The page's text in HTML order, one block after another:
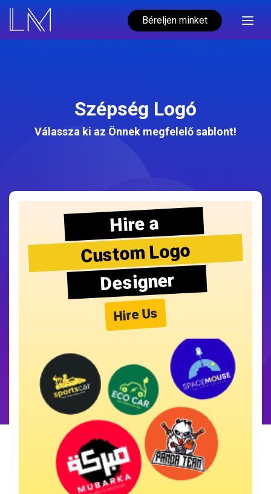
Béreljen minket
Szépség Logó
Válassza ki az Önnek megfelelő sablont!
Hire a
Custom Logo
Designer
Hire Us